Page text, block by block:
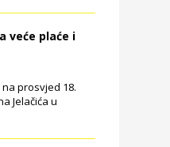
veće plaće i
prosvjed 18.
Jelačića u